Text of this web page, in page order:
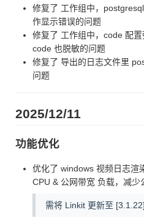
修复了 工作组中，
作显示错误的问题
修复了 工作组中，code 配
code 也脱敏的问题
修复了 导出的日志文件里
问题
2025/12/11
功能优化
优化了 windows 视频日志渲
CPU & 公网带宽 负载，减少
需将 Linkit 更新至